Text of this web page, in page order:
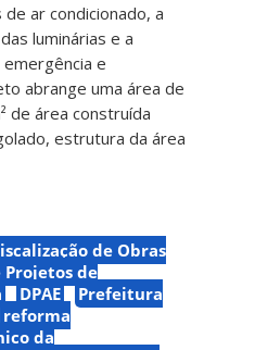
ar condicionado, a
luminárias e a
e
abrange uma área de
de área construída
estrutura da área
de Obras
de
DPAE
Prefeitura
reforma
da